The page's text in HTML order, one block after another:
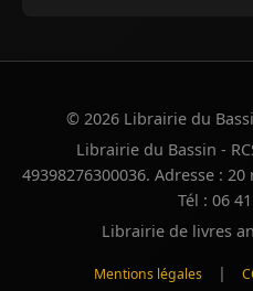
© 2026 Librairie du
Librairie du Bassin -
49398276300036. Adresse :
Tél : 06
Librairie de livres
Mentions légales |